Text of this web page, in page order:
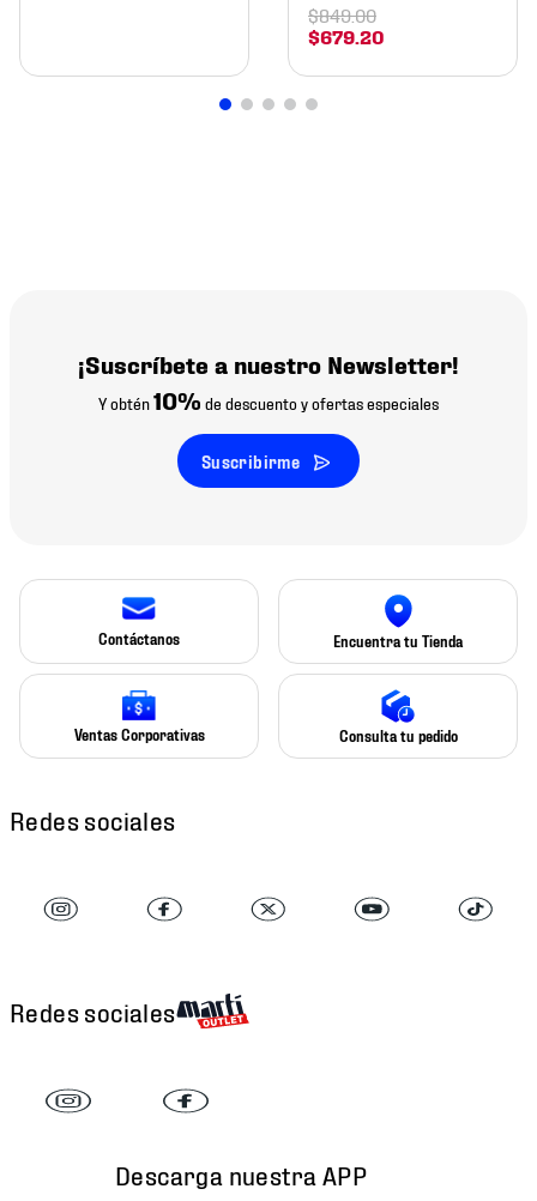
$679 20
$849.00
¡Suscríbete a nuestro Newsletter!
Y obtén10% de descuento y ofertas especiales
Suscribirme
Contáctanos Encuentra tu Tienda
Ventas Corporativas Consulta tu pedido
Redes sociales
Redes sociales
Descarga nuestra APP